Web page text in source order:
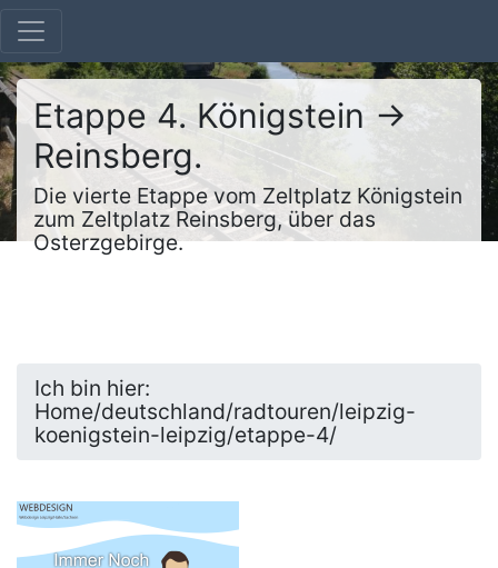
Etappe 4. Königstein ->
Reinsberg.
Die vierte Etappe vom Zeltplatz Königstein
zum Zeltplatz Reinsberg, über das
Osterzgebirge.
Ich bin hier:
Home/deutschland/radtouren/leipzig-
koenigstein-leipzig/etappe-4/